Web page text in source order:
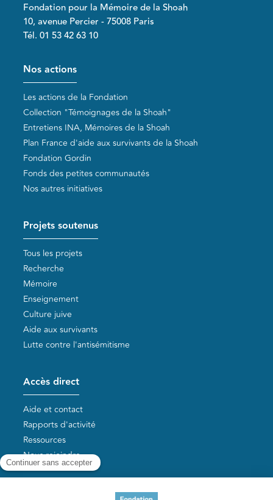
Fondation pour la Mémoire de la Shoah
10, avenue Percier - 75008 Paris
Tél. 01 53 42 63 10
Pied de page
Nos actions
Les actions de la Fondation
Collection "Témoignages de la Shoah"
Entretiens INA, Mémoires de la Shoah
Plan France d'aide aux survivants de la Shoah
Fondation Gordin
Fonds des petites communautés
Nos autres initiatives
Projets soutenus
Tous les projets
Recherche
Mémoire
Enseignement
Culture juive
Aide aux survivants
Lutte contre l'antisémitisme
Accès direct
Aide et contact
Rapports d'activité
Ressources
Nous rejoindre